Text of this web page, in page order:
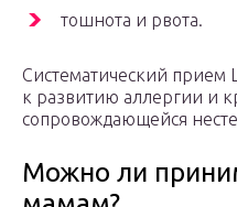
тошнота и рвота.
Систематический прием
к развитию аллергии и
сопровождающейся
Можно ли